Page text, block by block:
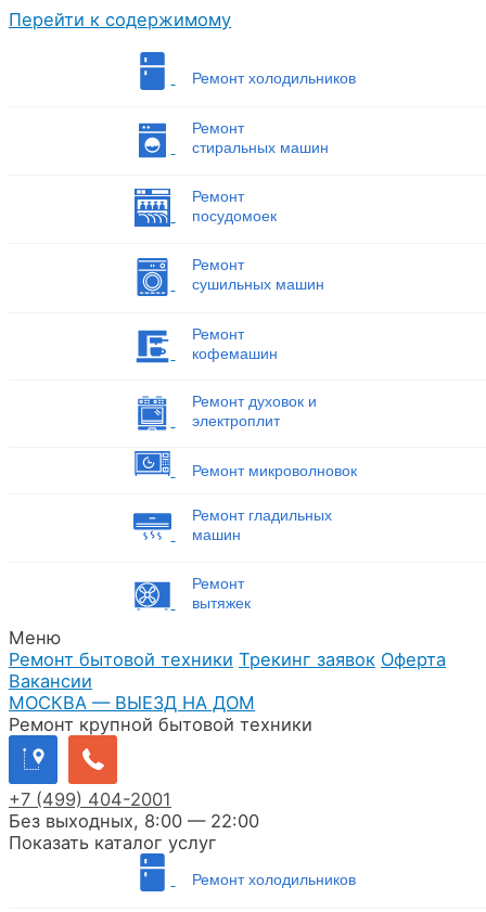
Перейти к содержимому
Ремонт холодильников
Ремонт
стиральных машин
Ремонт
посудомоек
Ремонт
сушильных машин
Ремонт
кофемашин
Ремонт духовок и
электроплит
Ремонт микроволновок
Ремонт гладильных
машин
Ремонт
вытяжек
Меню
Ремонт бытовой техники Трекинг заявок Оферта
Вакансии
МОСКВА — ВЫЕЗД НА ДОМ
Ремонт крупной бытовой техники
+7 (499) 404-2001
Без выходных, 8:00 — 22:00
Показать каталог услуг
Ремонт холодильников